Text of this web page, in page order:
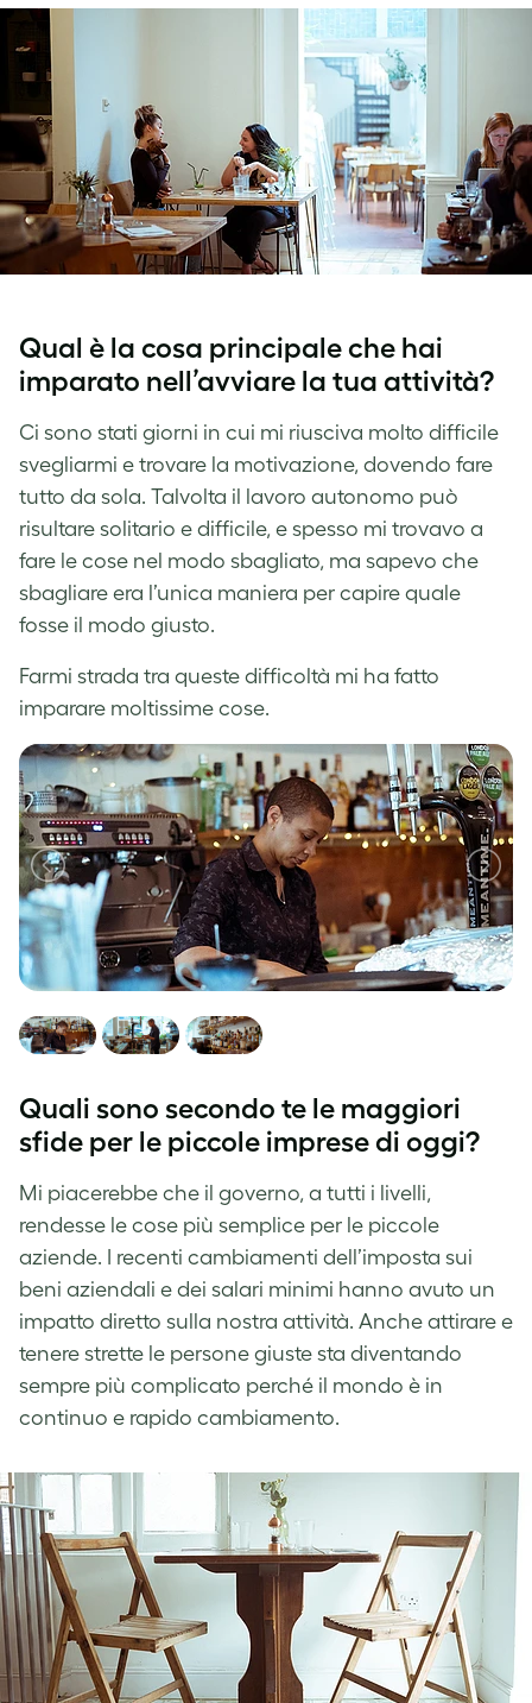
Qual è la cosa principale che hai
imparato nell’avviare la tua attività?
Ci sono stati giorni in cui mi riusciva molto difficile
svegliarmi e trovare la motivazione, dovendo fare
tutto da sola. Talvolta il lavoro autonomo può
risultare solitario e difficile, e spesso mi trovavo a
fare le cose nel modo sbagliato, ma sapevo che
sbagliare era l’unica maniera per capire quale
fosse il modo giusto.
Farmi strada tra queste difficoltà mi ha fatto
imparare moltissime cose.
Quali sono secondo te le maggiori
sfide per le piccole imprese di oggi?
Mi piacerebbe che il governo, a tutti i livelli,
rendesse le cose più semplice per le piccole
aziende. I recenti cambiamenti dell’imposta sui
beni aziendali e dei salari minimi hanno avuto un
impatto diretto sulla nostra attività. Anche attirare e
tenere strette le persone giuste sta diventando
sempre più complicato perché il mondo è in
continuo e rapido cambiamento.